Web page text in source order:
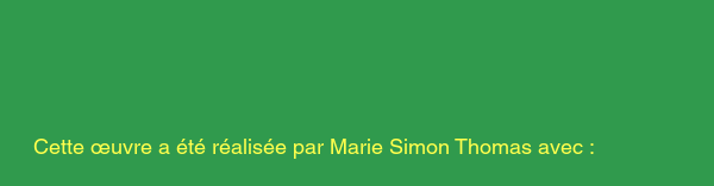
Cette œuvre a été réalisée par Marie Simon Thomas avec :